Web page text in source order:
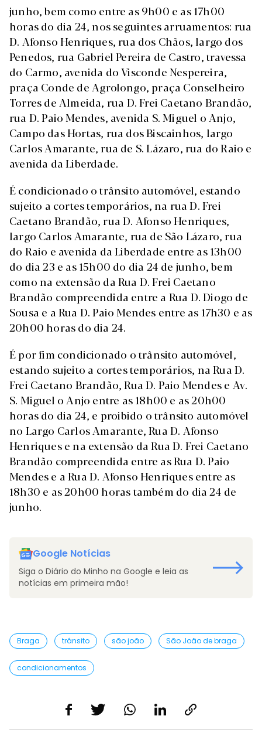
junho, bem como entre as 9h00 e as 17h00
horas do dia 24, nos seguintes arruamentos: rua
D. Afonso Henriques, rua dos Chãos, largo dos
Penedos, rua Gabriel Pereira de Castro, travessa
do Carmo, avenida do Visconde Nespereira,
praça Conde de Agrolongo, praça Conselheiro
Torres de Almeida, rua D. Frei Caetano Brandão,
rua D. Paio Mendes, avenida S. Miguel o Anjo,
Campo das Hortas, rua dos Biscainhos, largo
Carlos Amarante, rua de S. Lázaro, rua do Raio e
avenida da Liberdade.
É condicionado o trânsito automóvel, estando
sujeito a cortes temporários, na rua D. Frei
Caetano Brandão, rua D. Afonso Henriques,
largo Carlos Amarante, rua de São Lázaro, rua
do Raio e avenida da Liberdade entre as 13h00
do dia 23 e as 15h00 do dia 24 de junho, bem
como na extensão da Rua D. Frei Caetano
Brandão compreendida entre a Rua D. Diogo de
Sousa e a Rua D. Paio Mendes entre as 17h30 e as
20h00 horas do dia 24.
É por fim condicionado o trânsito automóvel,
estando sujeito a cortes temporários, na Rua D.
Frei Caetano Brandão, Rua D. Paio Mendes e Av.
S. Miguel o Anjo entre as 18h00 e as 20h00
horas do dia 24, e proibido o trânsito automóvel
no Largo Carlos Amarante, Rua D. Afonso
Henriques e na extensão da Rua D. Frei Caetano
Brandão compreendida entre as Rua D. Paio
Mendes e a Rua D. Afonso Henriques entre as
18h30 e as 20h00 horas também do dia 24 de
junho.
Google Notícias
Siga o Diário do Minho na Google e leia as
notícias em primeira mão!
Braga trânsito são joão São João de braga
condicionamentos